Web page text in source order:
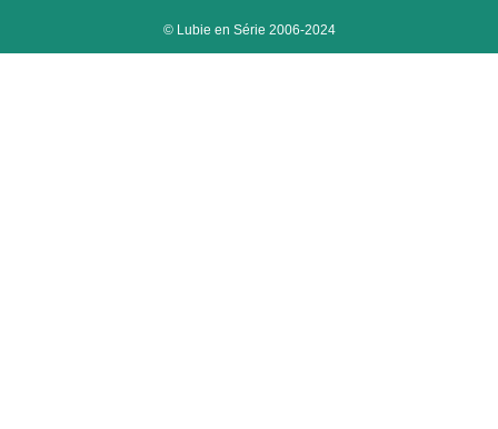
© Lubie en Série 2006-2024